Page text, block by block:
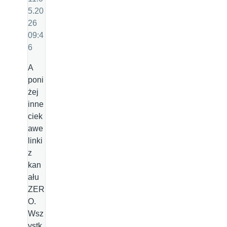
5.20
26
09:4
6
A
poni
żej
inne
ciek
awe
linki
z
kan
ału
ZER
O.
Wsz